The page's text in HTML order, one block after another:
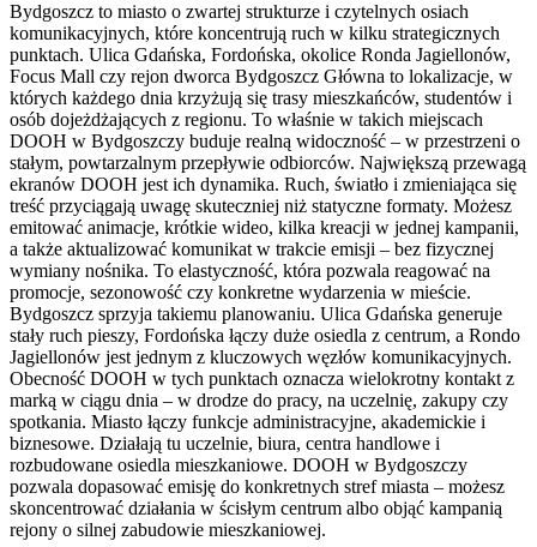
Bydgoszcz to miasto o zwartej strukturze i czytelnych osiach
komunikacyjnych, które koncentrują ruch w kilku strategicznych
punktach. Ulica Gdańska, Fordońska, okolice Ronda Jagiellonów,
Focus Mall czy rejon dworca Bydgoszcz Główna to lokalizacje, w
których każdego dnia krzyżują się trasy mieszkańców, studentów i
osób dojeżdżających z regionu. To właśnie w takich miejscach
DOOH w Bydgoszczy buduje realną widoczność – w przestrzeni o
stałym, powtarzalnym przepływie odbiorców. Największą przewagą
ekranów DOOH jest ich dynamika. Ruch, światło i zmieniająca się
treść przyciągają uwagę skuteczniej niż statyczne formaty. Możesz
emitować animacje, krótkie wideo, kilka kreacji w jednej kampanii,
a także aktualizować komunikat w trakcie emisji – bez fizycznej
wymiany nośnika. To elastyczność, która pozwala reagować na
promocje, sezonowość czy konkretne wydarzenia w mieście.
Bydgoszcz sprzyja takiemu planowaniu. Ulica Gdańska generuje
stały ruch pieszy, Fordońska łączy duże osiedla z centrum, a Rondo
Jagiellonów jest jednym z kluczowych węzłów komunikacyjnych.
Obecność DOOH w tych punktach oznacza wielokrotny kontakt z
marką w ciągu dnia – w drodze do pracy, na uczelnię, zakupy czy
spotkania. Miasto łączy funkcje administracyjne, akademickie i
biznesowe. Działają tu uczelnie, biura, centra handlowe i
rozbudowane osiedla mieszkaniowe. DOOH w Bydgoszczy
pozwala dopasować emisję do konkretnych stref miasta – możesz
skoncentrować działania w ścisłym centrum albo objąć kampanią
rejony o silnej zabudowie mieszkaniowej.